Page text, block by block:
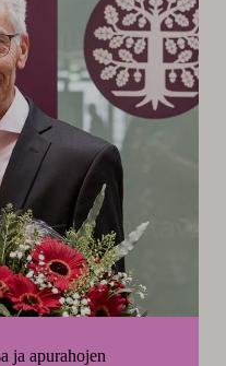
ja apurahojen